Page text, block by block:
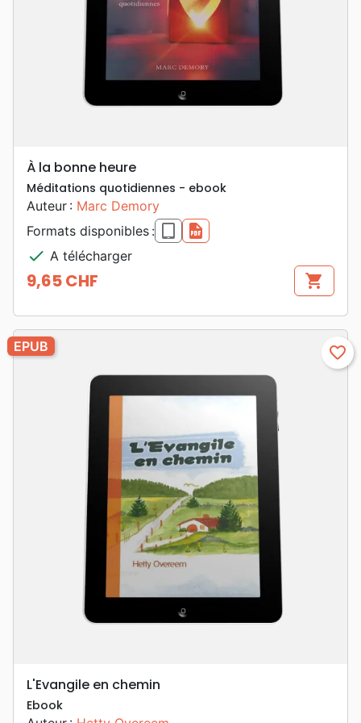
À la bonne heure
Méditations quotidiennes - ebook
Auteur : Marc Demory
Formats disponibles : epub
pdf
check A télécharger
Prix
9,65 CHF shopping_cart
EPUB favorite_border
L'Evangile en chemin
Ebook